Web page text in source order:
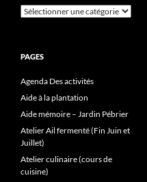
Catégories
PAGES
Agenda Des activités
Aide à la plantation
Aide mémoire – Jardin Pébrier
Atelier Ail fermenté (Fin Juin et
Juillet)
Atelier culinaire (cours de
cuisine)